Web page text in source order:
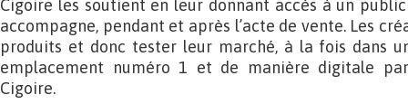
Cigoire les soutient en leur donnant accès à un
accompagne, pendant et après l’acte de vente. Les
produits et donc tester leur marché, à la fois dans
emplacement numéro 1 et de manière digitale par
Cigoire.